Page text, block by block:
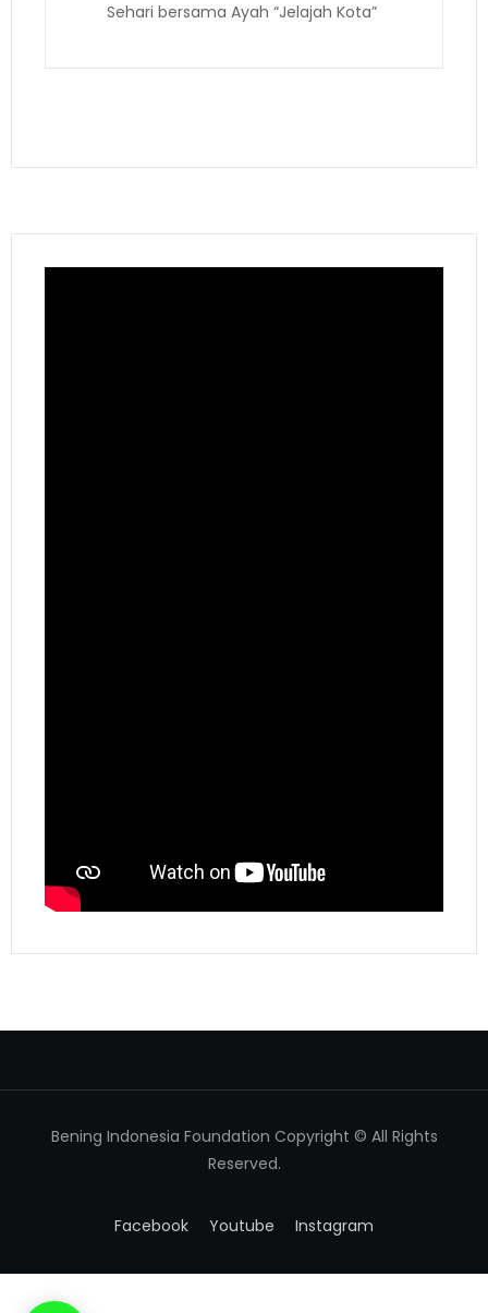
Sehari bersama Ayah “Jelajah Kota”
Bening Indonesia Foundation Copyright © All Rights
Reserved.
Facebook Youtube Instagram